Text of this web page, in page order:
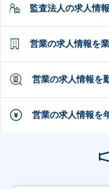
監査法人の求人情
営業の求人情報を
営業の求人情報を
営業の求人情報を